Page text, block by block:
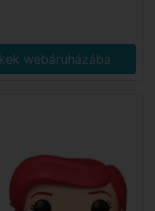
webáruházába